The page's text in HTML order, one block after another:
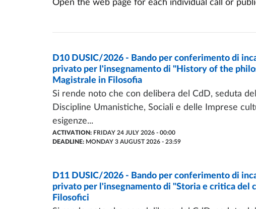
Open the web page for each individual call or
CALL OF PROPOSAL- LAST UPDATE: 27/07/2026
D10 DUSIC/2026 - Bando per conferimento di
privato per l'insegnamento di "History of the
Magistrale in Filosofia
Si rende noto che con delibera del CdD, seduta
Discipline Umanistiche, Sociali e delle Imprese
esigenze...
ACTIVATION: FRIDAY 24 JULY 2026 - 00:00
DEADLINE: MONDAY 3 AUGUST 2026 - 23:59
CALL OF PROPOSAL- LAST UPDATE: 27/07/2026
D11 DUSIC/2026 - Bando per conferimento di
privato per l'insegnamento di "Storia e critica del
Filosofici